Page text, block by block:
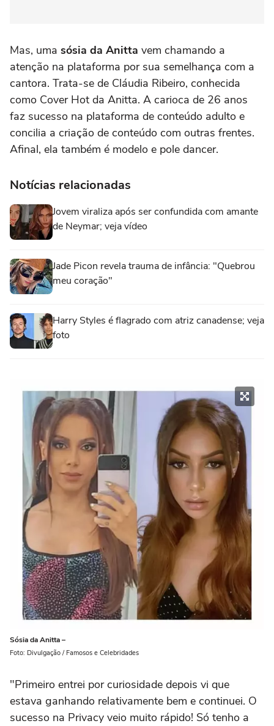
Mas, uma sósia da Anitta vem chamando a
atenção na plataforma por sua semelhança com a
cantora. Trata-se de Cláudia Ribeiro, conhecida
como Cover Hot da Anitta. A carioca de 26 anos
faz sucesso na plataforma de conteúdo adulto e
concilia a criação de conteúdo com outras frentes.
Afinal, ela também é modelo e pole dancer.
Notícias relacionadas
Jovem viraliza após ser confundida com amante
de Neymar; veja vídeo
Jade Picon revela trauma de infância: "Quebrou
meu coração"
Harry Styles é flagrado com atriz canadense; veja
foto
Sósia da Anitta –
Foto: Divulgação / Famosos e Celebridades
"Primeiro entrei por curiosidade depois vi que
estava ganhando relativamente bem e continuei. O
sucesso na Privacy veio muito rápido! Só tenho a